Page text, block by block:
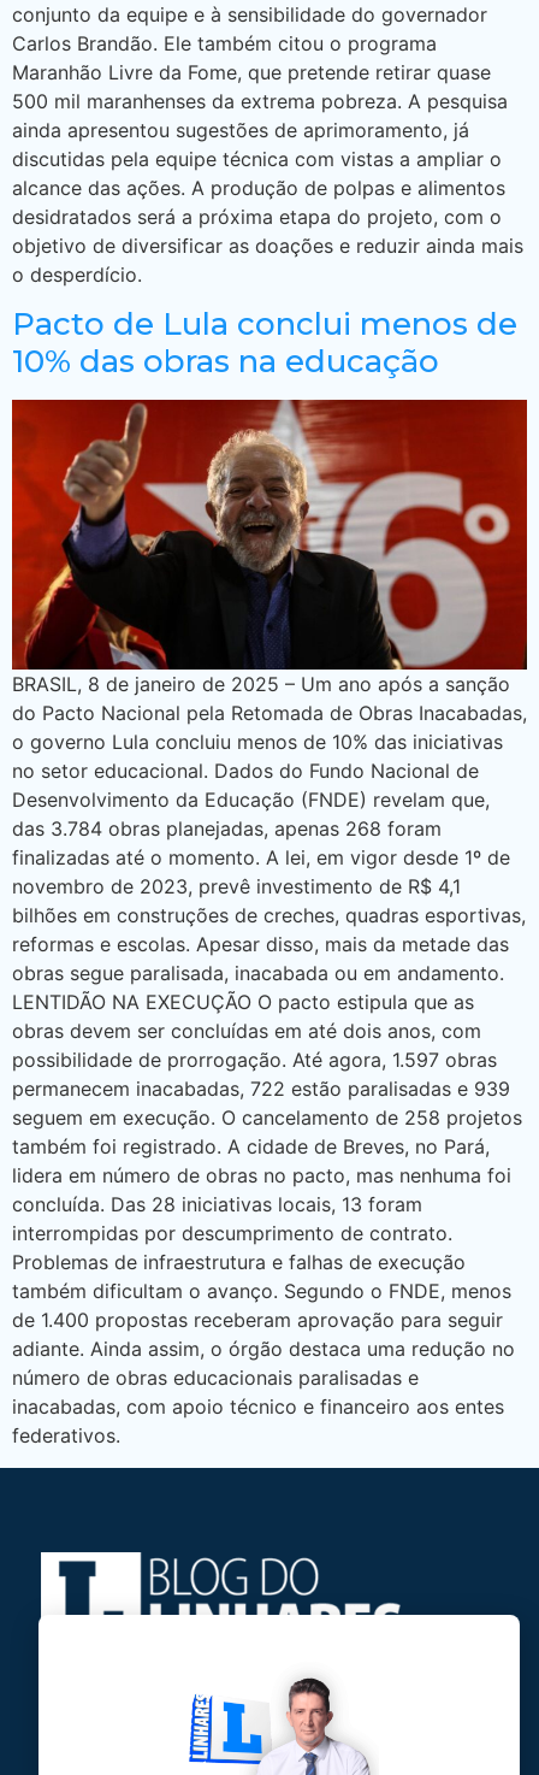
conjunto da equipe e à sensibilidade do governador
Carlos Brandão. Ele também citou o programa
Maranhão Livre da Fome, que pretende retirar quase
500 mil maranhenses da extrema pobreza. A pesquisa
ainda apresentou sugestões de aprimoramento, já
discutidas pela equipe técnica com vistas a ampliar o
alcance das ações. A produção de polpas e alimentos
desidratados será a próxima etapa do projeto, com o
objetivo de diversificar as doações e reduzir ainda mais
o desperdício.
Pacto de Lula conclui menos de
10% das obras na educação
BRASIL, 8 de janeiro de 2025 – Um ano após a sanção
do Pacto Nacional pela Retomada de Obras Inacabadas,
o governo Lula concluiu menos de 10% das iniciativas
no setor educacional. Dados do Fundo Nacional de
Desenvolvimento da Educação (FNDE) revelam que,
das 3.784 obras planejadas, apenas 268 foram
finalizadas até o momento. A lei, em vigor desde 1º de
novembro de 2023, prevê investimento de R$ 4,1
bilhões em construções de creches, quadras esportivas,
reformas e escolas. Apesar disso, mais da metade das
obras segue paralisada, inacabada ou em andamento.
LENTIDÃO NA EXECUÇÃO O pacto estipula que as
obras devem ser concluídas em até dois anos, com
possibilidade de prorrogação. Até agora, 1.597 obras
permanecem inacabadas, 722 estão paralisadas e 939
seguem em execução. O cancelamento de 258 projetos
também foi registrado. A cidade de Breves, no Pará,
lidera em número de obras no pacto, mas nenhuma foi
concluída. Das 28 iniciativas locais, 13 foram
interrompidas por descumprimento de contrato.
Problemas de infraestrutura e falhas de execução
também dificultam o avanço. Segundo o FNDE, menos
de 1.400 propostas receberam aprovação para seguir
adiante. Ainda assim, o órgão destaca uma redução no
número de obras educacionais paralisadas e
inacabadas, com apoio técnico e financeiro aos entes
federativos.
Jose Linhares Jr é maranhense.
Formado em Jornalismo, estudou filosofia